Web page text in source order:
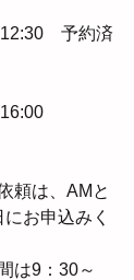
　予約済
頼は、AMと
お申込みく
は9：30～